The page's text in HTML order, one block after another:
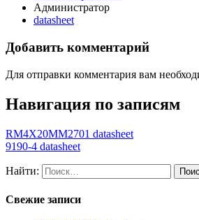
Администратор
datasheet
Добавить комментарий
Для отправки комментария вам
Навигация по записям
RM4X20MM2701 datasheet
9190-4 datasheet
Найти:
Свежие записи